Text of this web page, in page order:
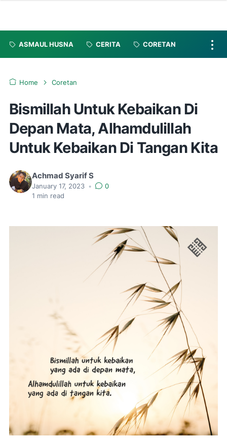
ASMAUL HUSNA CERITA CORETAN
Home Coretan
Bismillah Untuk Kebaikan Di
Depan Mata, Alhamdulillah
Untuk Kebaikan Di Tangan Kita
Achmad Syarif S
January 17, 2023 •
0
1 min read